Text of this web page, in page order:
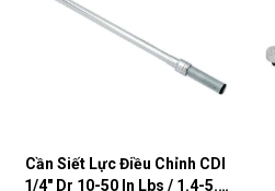
Cần Siết Lực Điều Chỉnh CDI
1/4″ Dr 10-50 In Lbs / 1.4-5.4